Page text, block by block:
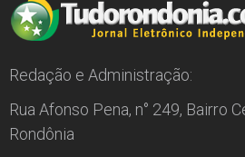
Redação e Administração:
Rua Afonso Pena, n° 249, Bairro
Rondônia